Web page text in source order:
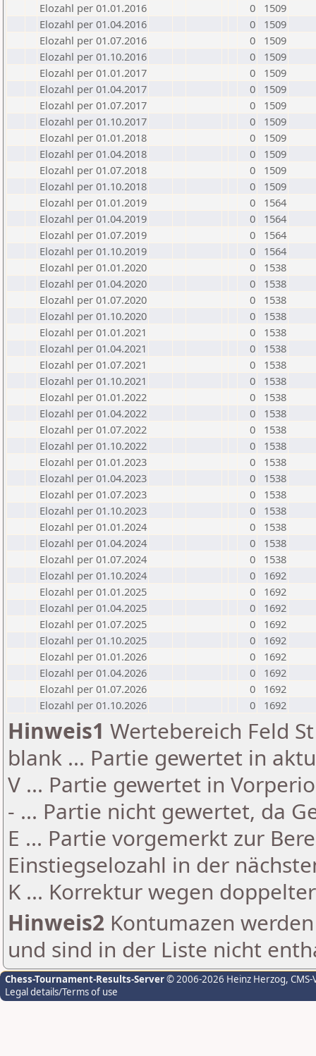
Elozahl per 01.01.2016
0
1509
Elozahl per 01.04.2016
0
1509
Elozahl per 01.07.2016
0
1509
Elozahl per 01.10.2016
0
1509
Elozahl per 01.01.2017
0
1509
Elozahl per 01.04.2017
0
1509
Elozahl per 01.07.2017
0
1509
Elozahl per 01.10.2017
0
1509
Elozahl per 01.01.2018
0
1509
Elozahl per 01.04.2018
0
1509
Elozahl per 01.07.2018
0
1509
Elozahl per 01.10.2018
0
1509
Elozahl per 01.01.2019
0
1564
Elozahl per 01.04.2019
0
1564
Elozahl per 01.07.2019
0
1564
Elozahl per 01.10.2019
0
1564
Elozahl per 01.01.2020
0
1538
Elozahl per 01.04.2020
0
1538
Elozahl per 01.07.2020
0
1538
Elozahl per 01.10.2020
0
1538
Elozahl per 01.01.2021
0
1538
Elozahl per 01.04.2021
0
1538
Elozahl per 01.07.2021
0
1538
Elozahl per 01.10.2021
0
1538
Elozahl per 01.01.2022
0
1538
Elozahl per 01.04.2022
0
1538
Elozahl per 01.07.2022
0
1538
Elozahl per 01.10.2022
0
1538
Elozahl per 01.01.2023
0
1538
Elozahl per 01.04.2023
0
1538
Elozahl per 01.07.2023
0
1538
Elozahl per 01.10.2023
0
1538
Elozahl per 01.01.2024
0
1538
Elozahl per 01.04.2024
0
1538
Elozahl per 01.07.2024
0
1538
Elozahl per 01.10.2024
0
1692
Elozahl per 01.01.2025
0
1692
Elozahl per 01.04.2025
0
1692
Elozahl per 01.07.2025
0
1692
Elozahl per 01.10.2025
0
1692
Elozahl per 01.01.2026
0
1692
Elozahl per 01.04.2026
0
1692
Elozahl per 01.07.2026
0
1692
Elozahl per 01.10.2026
0 1692
Hinweis1 Wertebereich Feld
blank ... Partie gewertet in
V ... Partie gewertet in
- ... Partie nicht gewertet, da
E ... Partie vorgemerkt zur
Einstiegselozahl in der
K ... Korrektur wegen
Hinweis2 Kontumazen
und sind in der Liste nicht
Chess-Tournament-Results-Server© 2006-2026 Heinz Herzog,
Legal details/Terms of use